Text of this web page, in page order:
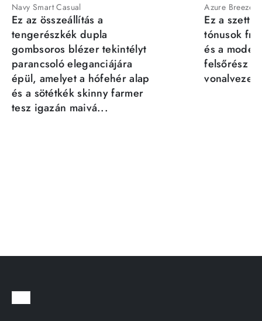
Navy Smart Casual
Ez az összeállítás a
tengerészkék dupla
gombsoros blézer tekintélyt
parancsoló eleganciájára
épül, amelyet a hófehér alap
és a sötétkék skinny farmer
tesz igazán maivá...
Azure Breeze
Ez a szett
tónusok
és a
felsőrész